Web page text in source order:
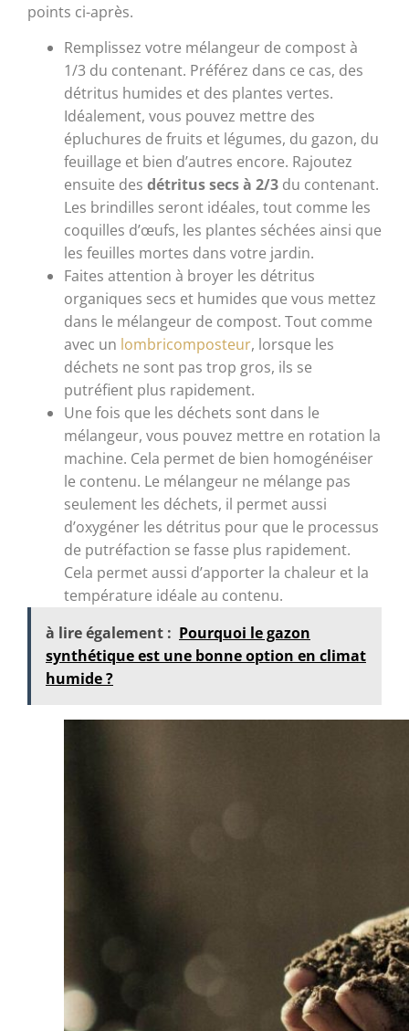
points ci-après.
Remplissez votre mélangeur de compost à
1/3 du contenant. Préférez dans ce cas, des
détritus humides et des plantes vertes.
Idéalement, vous pouvez mettre des
épluchures de fruits et légumes, du gazon, du
feuillage et bien d’autres encore. Rajoutez
ensuite des détritus secs à 2/3 du contenant.
Les brindilles seront idéales, tout comme les
coquilles d’œufs, les plantes séchées ainsi que
les feuilles mortes dans votre jardin.
Faites attention à broyer les détritus
organiques secs et humides que vous mettez
dans le mélangeur de compost. Tout comme
avec un lombricomposteur, lorsque les
déchets ne sont pas trop gros, ils se
putréfient plus rapidement.
Une fois que les déchets sont dans le
mélangeur, vous pouvez mettre en rotation la
machine. Cela permet de bien homogénéiser
le contenu. Le mélangeur ne mélange pas
seulement les déchets, il permet aussi
d’oxygéner les détritus pour que le processus
de putréfaction se fasse plus rapidement.
Cela permet aussi d’apporter la chaleur et la
température idéale au contenu.
à lire également : Pourquoi le gazon
synthétique est une bonne option en climat
humide ?